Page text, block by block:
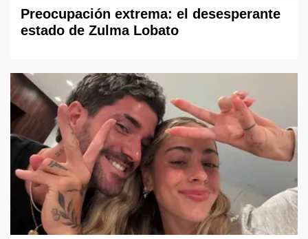
Preocupación extrema: el desesperante
estado de Zulma Lobato